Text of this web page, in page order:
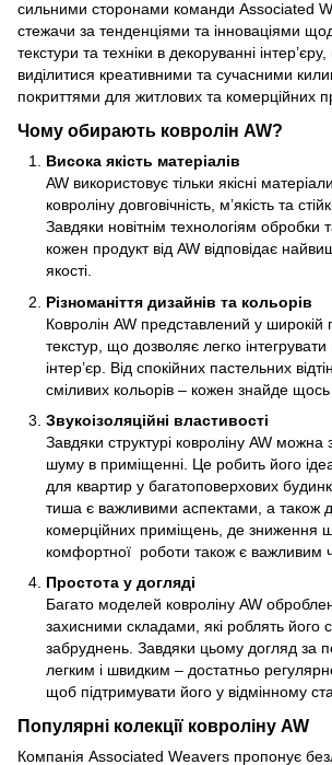
сильними сторонами команди Associated
стежачи за тенденціями та інноваціями
текстури та техніки в декоруванні
виділитися креативними та сучасними
покриттями для житлових та комерційних
Чому обирають ковролін AW?
Висока якість матеріалів
AW використовує тільки якісні
ковроліну довговічність, м’якість та
Завдяки новітнім технологіям обробки
кожен продукт від AW відповідає
якості.
Різноманіття дизайнів та кольорів
Ковролін AW представлений у широкій
текстур, що дозволяє легко
інтер’єр. Від спокійних пастельних
сміливих кольорів – кожен знайде
Звукоізоляційні властивості
Завдяки структурі ковроліну AW
шуму в приміщенні. Це робить його
для квартир у багатоповерхових
тиша є важливими аспектами, а також
комерційних приміщень, де зниження
комфортної роботи також є важливим
Простота у догляді
Багато моделей ковроліну AW
захисними складами, які роблять його
забруднень. Завдяки цьому догляд за
легким і швидким – достатньо
щоб підтримувати його у відмінному
Популярні колекції ковроліну AW
Компанія Associated Weavers пропонує